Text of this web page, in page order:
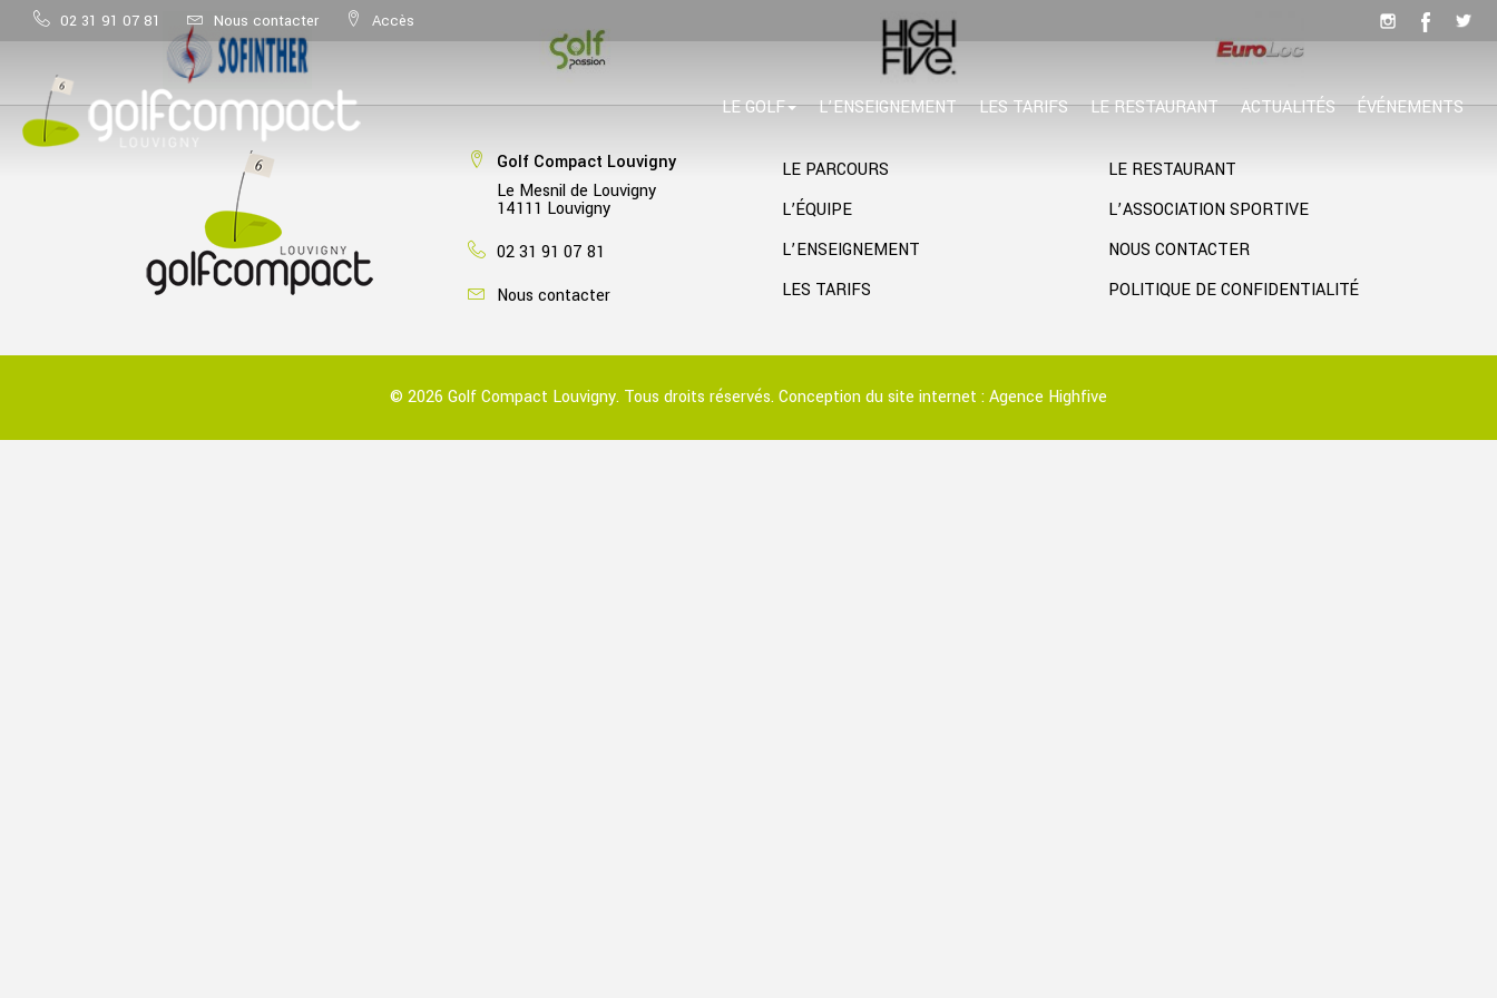
02 31 91 07 81 Nous contacter Accès
LE GOLF L’ENSEIGNEMENT LES TARIFS LE RESTAURANT ACTUALITÉS ÉVÉNEMENTS
Golf Compact Louvigny
Le Mesnil de Louvigny
14111 Louvigny
02 31 91 07 81
Nous contacter
LE PARCOURS
L’ÉQUIPE
L’ENSEIGNEMENT
LES TARIFS
LE RESTAURANT
L’ASSOCIATION SPORTIVE
NOUS CONTACTER
POLITIQUE DE CONFIDENTIALITÉ
© 2026 Golf Compact Louvigny. Tous droits réservés. Conception du site internet :Agence Highfive